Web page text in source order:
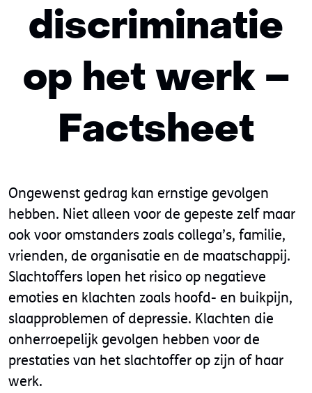
discriminatie
op het werk –
Factsheet
Ongewenst gedrag kan ernstige gevolgen
hebben. Niet alleen voor de gepeste zelf maar
ook voor omstanders zoals collega’s, familie,
vrienden, de organisatie en de maatschappij.
Slachtoffers lopen het risico op negatieve
emoties en klachten zoals hoofd- en buikpijn,
slaapproblemen of depressie. Klachten die
onherroepelijk gevolgen hebben voor de
prestaties van het slachtoffer op zijn of haar
werk.